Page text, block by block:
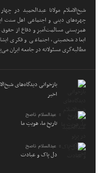
شیخ‌الاسلام مولانا عبدالحمید در
چهره‌های دینی و اجتماعی اهل سنت
همزیستی مسالمت‌آمیز و دفاع از
ابعاد شخصیتی، اجتماعی و فکری
مطالبه‌گری مسئولانه در جامعه ایران
بازخوانی دیدگاه‌های
اخیر
عبدالسلام ناصح
تاریخِ ما، هویتِ ما
عبدالسلام ناصح
دل پاک و عبادت